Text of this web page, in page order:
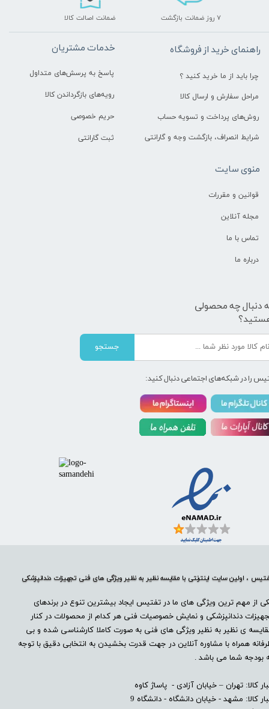
، اولین سایت اینترنتی با مقایسه نظیر به نظیر ویژگی های فنی تجهیزات دندانپزشکی
از مهم ترین ویژگی های ما در تفتیس ایجاد بیشترین تنوع در برندهای
دندانپزشکی و نمایش خصوصیات فنی هر کدام از محصولات در کنار
ی نظیر به نظیر ویژگی های فنی به صورت کاملا کارشناسی شده و بی
همراه با مشاوره آنلاین در جهت قدرت بخشیدن به انتخابی دقیق با توجه
بودجه شما می باشد .
کالا: تهران – خیابان آزادی - پاساژ کاوه
کالا: مشهد - خیابان دانشگاه - دانشگاه 9
۷ روز ضمانت بازگشت ضمانت اصالت کالا
راهنمای خرید از فروشگاه
چرا باید از ما خرید کنید ؟
مراحل سفارش و ارسال کالا
روش‌های پرداخت و تسویه حساب
شرایط انصراف، بازگشت وجه و گارانتی
خدمات مشتریان
پاسخ به پرسش‌های متداول
رویه‌های بازگرداندن کالا
حریم خصوصی
ثبت گارانتی
منوی سایت
قوانین و مقررات
مجله آنلاین
تماس با ما
درباره ما
دنبال چه محصولی
جستجو
را در شبکه‌های اجتماعی دنبال کنید: